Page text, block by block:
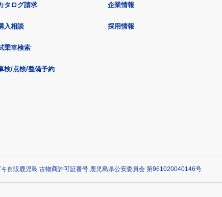
タログ請求
入相談
乗車検索
検/点検/整備予約
企業情報
採用情報
自販鹿児島 古物商許可証番号 鹿児島県公安委員会 第961020040146号